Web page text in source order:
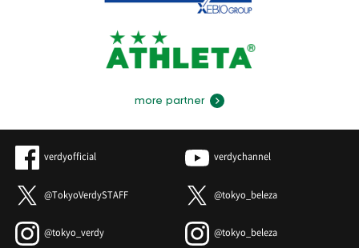
more partner
verdyofficial verdychannel
@TokyoVerdySTAFF @tokyo_beleza
@tokyo_verdy @tokyo_beleza